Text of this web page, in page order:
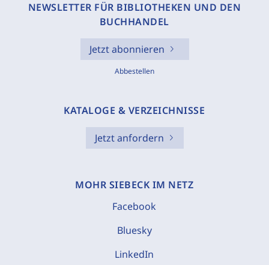
NEWSLETTER FÜR BIBLIOTHEKEN UND DEN
BUCHHANDEL
Jetzt abonnieren
Abbestellen
KATALOGE & VERZEICHNISSE
Jetzt anfordern
MOHR SIEBECK IM NETZ
Facebook
Bluesky
LinkedIn